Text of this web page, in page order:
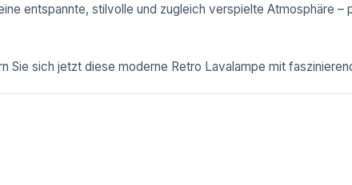
entspannte, stilvolle und zugleich verspielte Atmosphäre
Sie sich jetzt diese moderne Retro Lavalampe mit